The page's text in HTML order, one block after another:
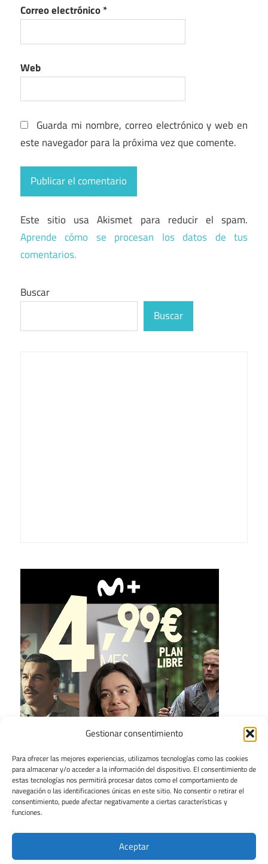
Gestionar consentimiento
Para ofrecer las mejores experiencias, utilizamos tecnologías como las cookies
para almacenar y/o acceder a la información del dispositivo. El consentimiento de
estas tecnologías nos permitirá procesar datos como el comportamiento de
navegación o las identificaciones únicas en este sitio. No consentir o retirar el
consentimiento, puede afectar negativamente a ciertas características y
funciones.
Aceptar
Correo electrónico*
Web
Guarda mi nombre, correo electrónico y web en
este navegador para la próxima vez que comente.
Este sitio usa Akismet para reducir el spam.
Aprende cómo se procesan los datos de tus
comentarios.
Buscar
Buscar